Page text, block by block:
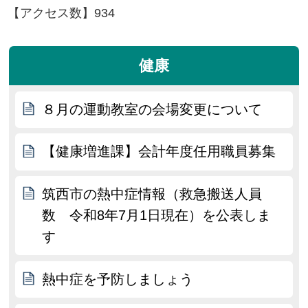
【アクセス数】934
健康
８月の運動教室の会場変更について
【健康増進課】会計年度任用職員募集
筑西市の熱中症情報（救急搬送人員
数 令和8年7月1日現在）を公表しま
す
熱中症を予防しましょう